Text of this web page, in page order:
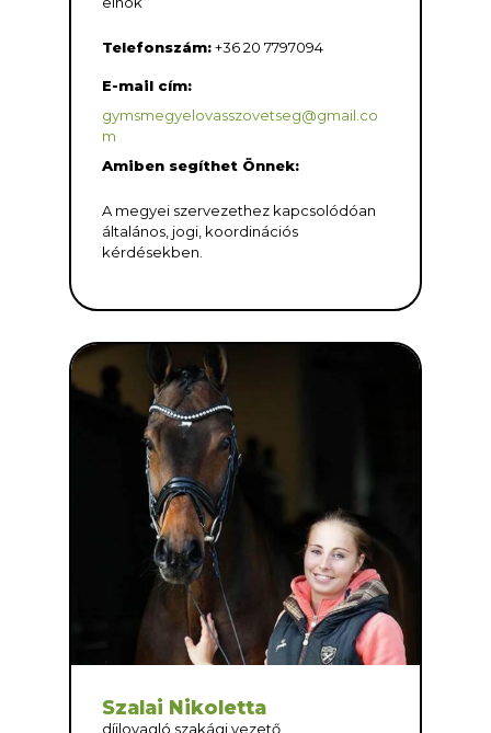
Telefonszám: +36 20 7797094
E-mail cím:
gymsmegyelovasszovetseg@gmail.co
m
Amiben segíthet Önnek:
A megyei szervezethez kapcsolódóan
általános, jogi, koordinációs
kérdésekben.
Szalai Nikoletta
díjlovagló szakági vezető